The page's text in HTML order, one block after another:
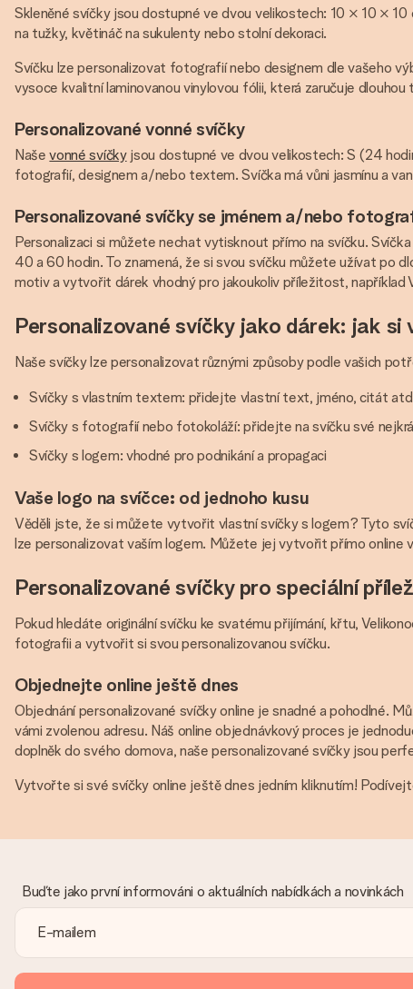
Skleněné svíčky jsou dostupné ve dvou velikostech: 10 × 10 ×
na tužky, květináč na sukulenty nebo stolní dekoraci.
Svíčku lze personalizovat fotografií nebo designem dle vašeho
vysoce kvalitní laminovanou vinylovou fólii, která zaručuje
Personalizované vonné svíčky
Naševonné svíčkyjsou dostupné ve dvou velikostech: S (24
fotografií, designem a/nebo textem. Svíčka má vůni jasmínu a
Personalizované svíčky se jménem a/nebo
Personalizaci si můžete nechat vytisknout přímo na svíčku.
40 a 60 hodin. To znamená, že si svou svíčku můžete užívat po
motiv a vytvořit dárek vhodný pro jakoukoliv příležitost, například
Personalizované svíčky jako dárek: jak
Naše svíčky lze personalizovat různými způsoby podle vašich
Svíčky s vlastním textem: přidejte vlastní text, jméno, citát
Svíčky s fotografií nebo fotokoláží: přidejte na svíčku své
Svíčky s logem: vhodné pro podnikání a propagaci
Vaše logo na svíčce: od jednoho kusu
Věděli jste, že si můžete vytvořit vlastní svíčky s logem? Tyto
lze personalizovat vaším logem. Můžete jej vytvořit přímo
Personalizované svíčky pro speciální
Pokud hledáte originální svíčku ke svatému přijímání, křtu,
fotografii a vytvořit si svou personalizovanou svíčku.
Objednejte online ještě dnes
Objednání personalizované svíčky online je snadné a pohodlné.
vámi zvolenou adresu. Náš online objednávkový proces je
doplněk do svého domova, naše personalizované svíčky jsou
Vytvořte si své svíčky online ještě dnes jedním kliknutím!
Buďte jako první informováni o aktuálních nabídkách a novinkách